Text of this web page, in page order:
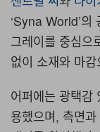
‘Syna World’의
그레이를 중심으
없이 소재와 마
어퍼에는 광택감
용했으며, 측면